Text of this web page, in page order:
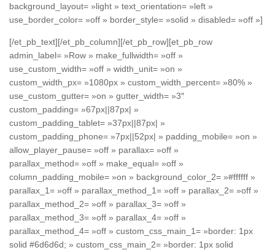
background_layout= »light » text_orientation= »left »
use_border_color= »off » border_style= »solid » disabled= »off »]
[/et_pb_text][/et_pb_column][/et_pb_row][et_pb_row
admin_label= »Row » make_fullwidth= »off »
use_custom_width= »off » width_unit= »on »
custom_width_px= »1080px » custom_width_percent= »80% »
use_custom_gutter= »on » gutter_width= »3″
custom_padding= »67px||87px| »
custom_padding_tablet= »37px||87px| »
custom_padding_phone= »7px||52px| » padding_mobile= »on »
allow_player_pause= »off » parallax= »off »
parallax_method= »off » make_equal= »off »
column_padding_mobile= »on » background_color_2= »#ffffff »
parallax_1= »off » parallax_method_1= »off » parallax_2= »off »
parallax_method_2= »off » parallax_3= »off »
parallax_method_3= »off » parallax_4= »off »
parallax_method_4= »off » custom_css_main_1= »border: 1px
solid #6d6d6d; » custom_css_main_2= »border: 1px solid